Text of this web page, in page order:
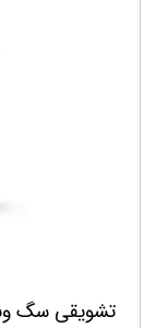
تشویقی سگ